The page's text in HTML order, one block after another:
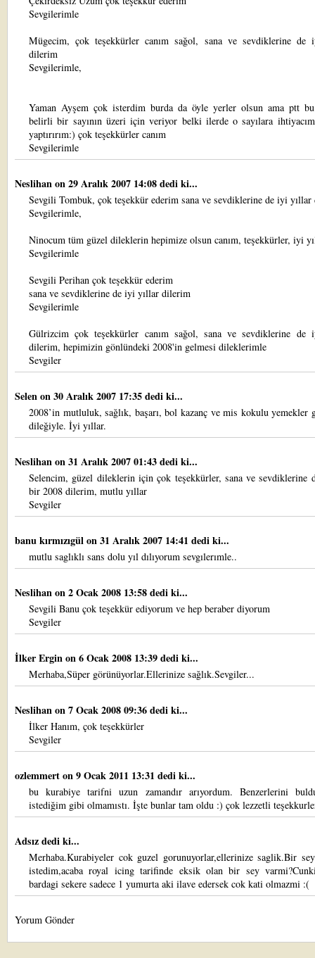
Sevgilerimle
Mügecim, çok teşekkürler canım sağol, sana ve sevdiklerine de
dilerim
Sevgilerimle,
Yaman Ayşem çok isterdim burda da öyle yerler olsun ama ptt
belirli bir sayının üzeri için veriyor belki ilerde o sayılara
yaptırırım:) çok teşekkürler canım
Sevgilerimle
Neslihanon 29 Aralık 2007 14:08 dedi ki...
Sevgili Tombuk, çok teşekkür ederim sana ve sevdiklerine de iyi
Sevgilerimle,
Ninocum tüm güzel dileklerin hepimize olsun canım, teşekkürler, iyi
Sevgilerimle
Sevgili Perihan çok teşekkür ederim
sana ve sevdiklerine de iyi yıllar dilerim
Sevgilerimle
Gülrizcim çok teşekkürler canım sağol, sana ve sevdiklerine de
dilerim, hepimizin gönlündeki 2008'in gelmesi dileklerimle
Sevgiler
Selenon 30 Aralık 2007 17:35 dedi ki...
2008’in mutluluk, sağlık, başarı, bol kazanç ve mis kokulu yemekler
dileğiyle. İyi yıllar.
Neslihanon 31 Aralık 2007 01:43 dedi ki...
Selencim, güzel dileklerin için çok teşekkürler, sana ve sevdiklerine
bir 2008 dilerim, mutlu yıllar
Sevgiler
banu kırmızıgülon 31 Aralık 2007 14:41 dedi ki...
mutlu saglıklı sans dolu yıl dılıyorum sevgılerımle..
Neslihanon 2 Ocak 2008 13:58 dedi ki...
Sevgili Banu çok teşekkür ediyorum ve hep beraber diyorum
Sevgiler
İlker Erginon 6 Ocak 2008 13:39 dedi ki...
Merhaba,Süper görünüyorlar.Ellerinize sağlık.Sevgiler...
Neslihanon 7 Ocak 2008 09:36 dedi ki...
İlker Hanım, çok teşekkürler
Sevgiler
ozlemmerton 9 Ocak 2011 13:31 dedi ki...
bu kurabiye tarifni uzun zamandır arıyordum. Benzerlerini
istediğim gibi olmamıstı. İşte bunlar tam oldu :) çok lezzetli
Adsız dedi ki...
Merhaba.Kurabiyeler cok guzel gorunuyorlar,ellerinize saglik.Bir
istedim,acaba royal icing tarifinde eksik olan bir sey
bardagi sekere sadece 1 yumurta aki ilave edersek cok kati olmazmi :(
Yorum Gönder